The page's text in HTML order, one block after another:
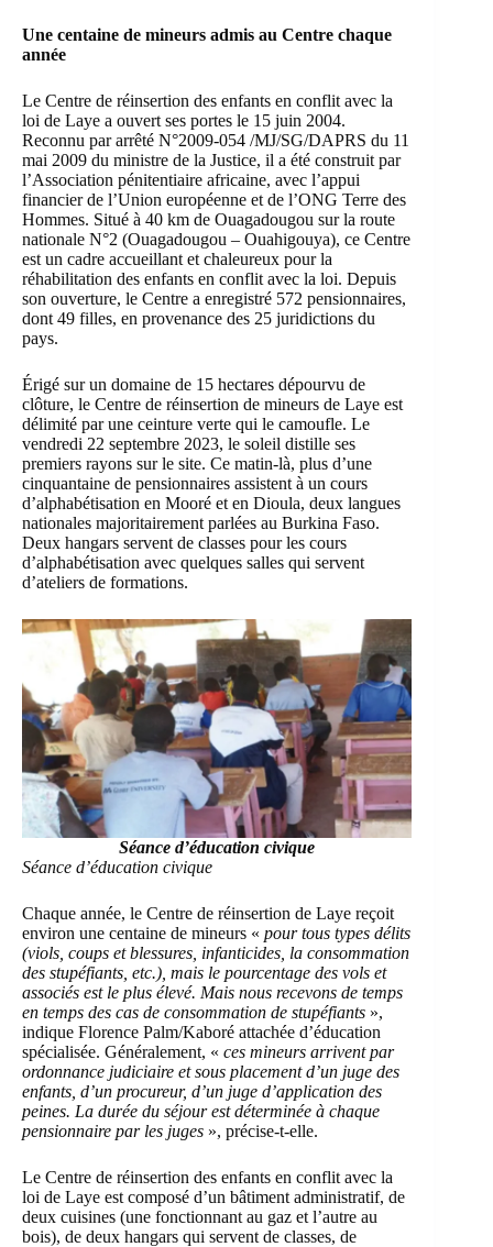
Une centaine de mineurs admis au Centre chaque
année
Le Centre de réinsertion des enfants en conflit avec la
loi de Laye a ouvert ses portes le 15 juin 2004.
Reconnu par arrêté N°2009-054 /MJ/SG/DAPRS du 11
mai 2009 du ministre de la Justice, il a été construit par
l’Association pénitentiaire africaine, avec l’appui
financier de l’Union européenne et de l’ONG Terre des
Hommes. Situé à 40 km de Ouagadougou sur la route
nationale N°2 (Ouagadougou – Ouahigouya), ce Centre
est un cadre accueillant et chaleureux pour la
réhabilitation des enfants en conflit avec la loi. Depuis
son ouverture, le Centre a enregistré 572 pensionnaires,
dont 49 filles, en provenance des 25 juridictions du
pays.
Érigé sur un domaine de 15 hectares dépourvu de
clôture, le Centre de réinsertion de mineurs de Laye est
délimité par une ceinture verte qui le camoufle. Le
vendredi 22 septembre 2023, le soleil distille ses
premiers rayons sur le site. Ce matin-là, plus d’une
cinquantaine de pensionnaires assistent à un cours
d’alphabétisation en Mooré et en Dioula, deux langues
nationales majoritairement parlées au Burkina Faso.
Deux hangars servent de classes pour les cours
d’alphabétisation avec quelques salles qui servent
d’ateliers de formations.
Séance d’éducation civique
Séance d’éducation civique
Chaque année, le Centre de réinsertion de Laye reçoit
environ une centaine de mineurs « pour tous types délits
(viols, coups et blessures, infanticides, la consommation
des stupéfiants, etc.), mais le pourcentage des vols et
associés est le plus élevé. Mais nous recevons de temps
en temps des cas de consommation de stupéfiants »,
indique Florence Palm/Kaboré attachée d’éducation
spécialisée. Généralement, « ces mineurs arrivent par
ordonnance judiciaire et sous placement d’un juge des
enfants, d’un procureur, d’un juge d’application des
peines. La durée du séjour est déterminée à chaque
pensionnaire par les juges », précise-t-elle.
Le Centre de réinsertion des enfants en conflit avec la
loi de Laye est composé d’un bâtiment administratif, de
deux cuisines (une fonctionnant au gaz et l’autre au
bois), de deux hangars qui servent de classes, de